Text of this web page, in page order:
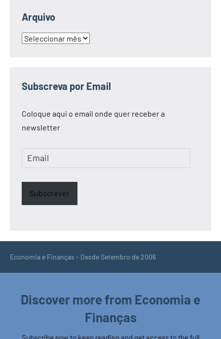
Arquivo
Arquivo
Subscreva por Email
Coloque aqui o email onde quer receber a
newsletter
Email
Subscrever
Economia e Finanças - Desde Setembro de 2006
Discover more from Economia e
Finanças